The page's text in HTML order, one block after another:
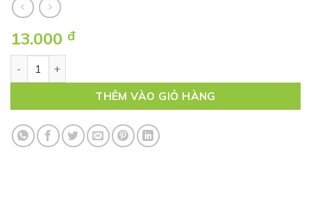
13.000 đ
THÊM VÀO GIỎ HÀNG